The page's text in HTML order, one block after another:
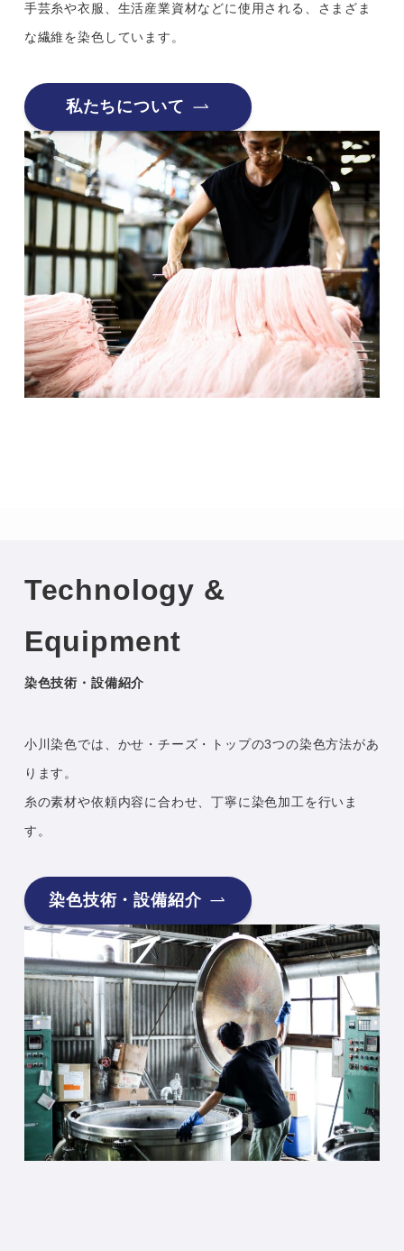
手芸糸や衣服、生活産業資材などに使用される、さまざま
な繊維を染色しています。
私たちについて
Technology &
Equipment
染色技術・設備紹介
小川染色では、かせ・チーズ・トップの3つの染色方法があ
ります。
糸の素材や依頼内容に合わせ、丁寧に染色加工を行いま
す。
染色技術・設備紹介